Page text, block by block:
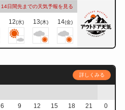
14日間先までの天気予報を見る
12(水) 13(木) 14(金)
詳しくみる
6 9 12 15 18 21
0